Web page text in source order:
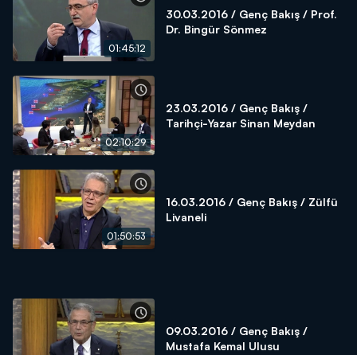
01:45:12
30.03.2016 / Genç Bakış / Prof.
Dr. Bingür Sönmez
02:10:29
23.03.2016 / Genç Bakış /
Tarihçi-Yazar Sinan Meydan
01:50:53
16.03.2016 / Genç Bakış / Zülfü
Livaneli
09.03.2016 / Genç Bakış /
Mustafa Kemal Ulusu